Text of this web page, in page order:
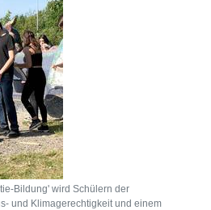
Bildung' wird Schülern der
und Klimagerechtigkeit und einem